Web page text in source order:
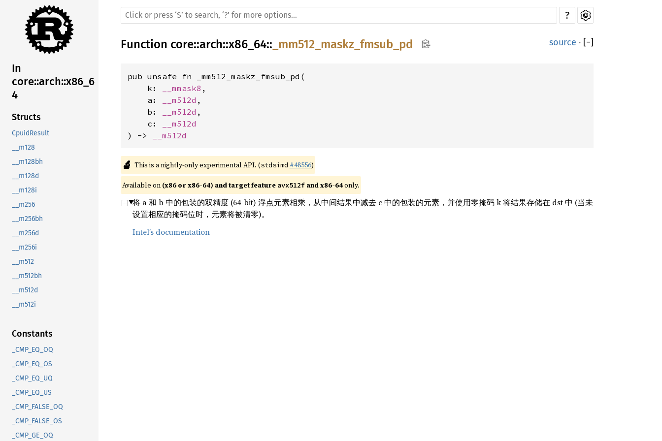
In
core::arch::x86_6
4
Structs
CpuidResult
__m128
__m128bh
__m128d
__m128i
__m256
__m256bh
__m256d
__m256i
__m512
__m512bh
__m512d
__m512i
Constants
_CMP_EQ_OQ
_CMP_EQ_OS
_CMP_EQ_UQ
_CMP_EQ_US
_CMP_FALSE_OQ
_CMP_FALSE_OS
_CMP_GE_OQ
?
Function core::arch::x86_64:: _mm512_maskz_fmsub_pd source · [−]
pub unsafe fn _mm512_maskz_fmsub_pd(
    k:
__mmask8 ,
    a:
__m512d ,
    b:
__m512d ,
    c:
__m512d
) ->
__m512d
🔬 This is a nightly-only experimental API. (stdsimd #48556)
Available on (x86 or x86-64) and target feature avx512f and x86-64 only.
将 a 和 b 中的包装的双精度 (64-bit) 浮点元素相乘，从中间结果中减去 c 中的包装的元素，并使用零掩码 k 将结果存储在 dst 中 (当未
设置相应的掩码位时，元素将被清零)。
Intel’s documentation